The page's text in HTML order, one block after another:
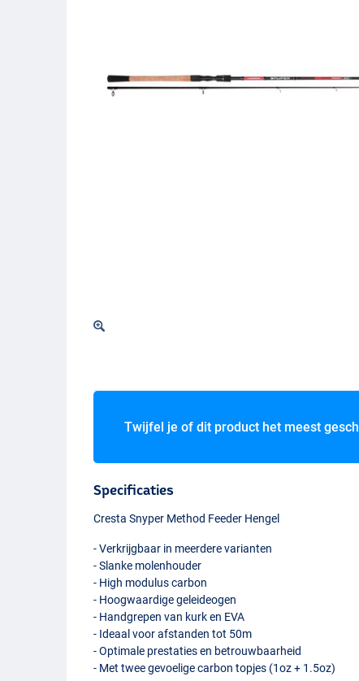
Twijfel je of dit product het meest
Specificaties
Cresta Snyper Method Feeder Hengel
- Verkrijgbaar in meerdere varianten
- Slanke molenhouder
- High modulus carbon
- Hoogwaardige geleideogen
- Handgrepen van kurk en EVA
- Ideaal voor afstanden tot 50m
- Optimale prestaties en betrouwbaarheid
- Met twee gevoelige carbon topjes (1oz + 1.5oz)